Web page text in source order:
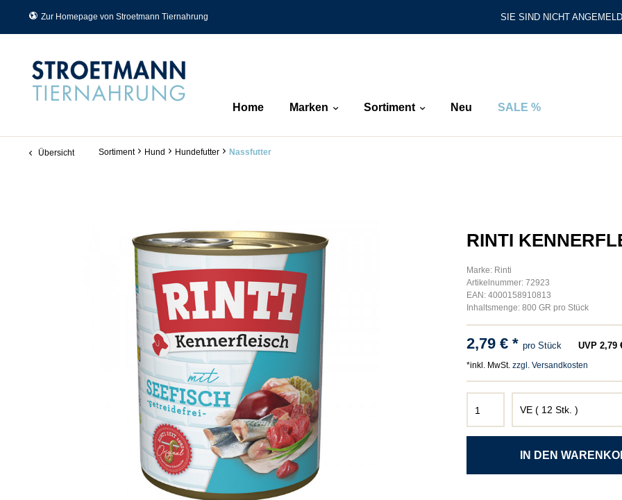
Zur Homepage von Stroetmann Tiernahrung SIE SIND NICHT
Home Marken Sortiment Neu SALE %
Übersicht Sortiment Hund Hundefutter Nassfutter
RINTI
Marke: Rinti
Artikelnummer: 72923
EAN: 4000158910813
Inhaltsmenge: 800 GR pro Stück
2,79 € * pro Stück UVP 2,79
*inkl. MwSt. zzgl. Versandkosten